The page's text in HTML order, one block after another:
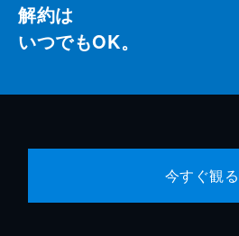
解約は
いつでもOK。
今すぐ観る